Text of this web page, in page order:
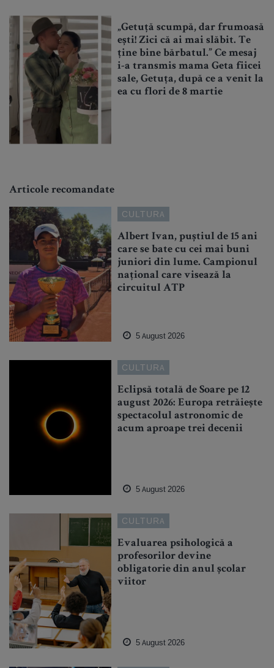
„Getuță scumpă, dar frumoasă
ești! Zici că ai mai slăbit. Te
ține bine bărbatul.” Ce mesaj
i-a transmis mama Geta fiicei
sale, Getuța, după ce a venit la
ea cu flori de 8 martie
Articole recomandate
CULTURA
Albert Ivan, puștiul de 15 ani
care se bate cu cei mai buni
juniori din lume. Campionul
național care visează la
circuitul ATP
5 August 2026
CULTURA
Eclipsă totală de Soare pe 12
august 2026: Europa retrăiește
spectacolul astronomic de
acum aproape trei decenii
5 August 2026
CULTURA
Evaluarea psihologică a
profesorilor devine
obligatorie din anul școlar
viitor
5 August 2026